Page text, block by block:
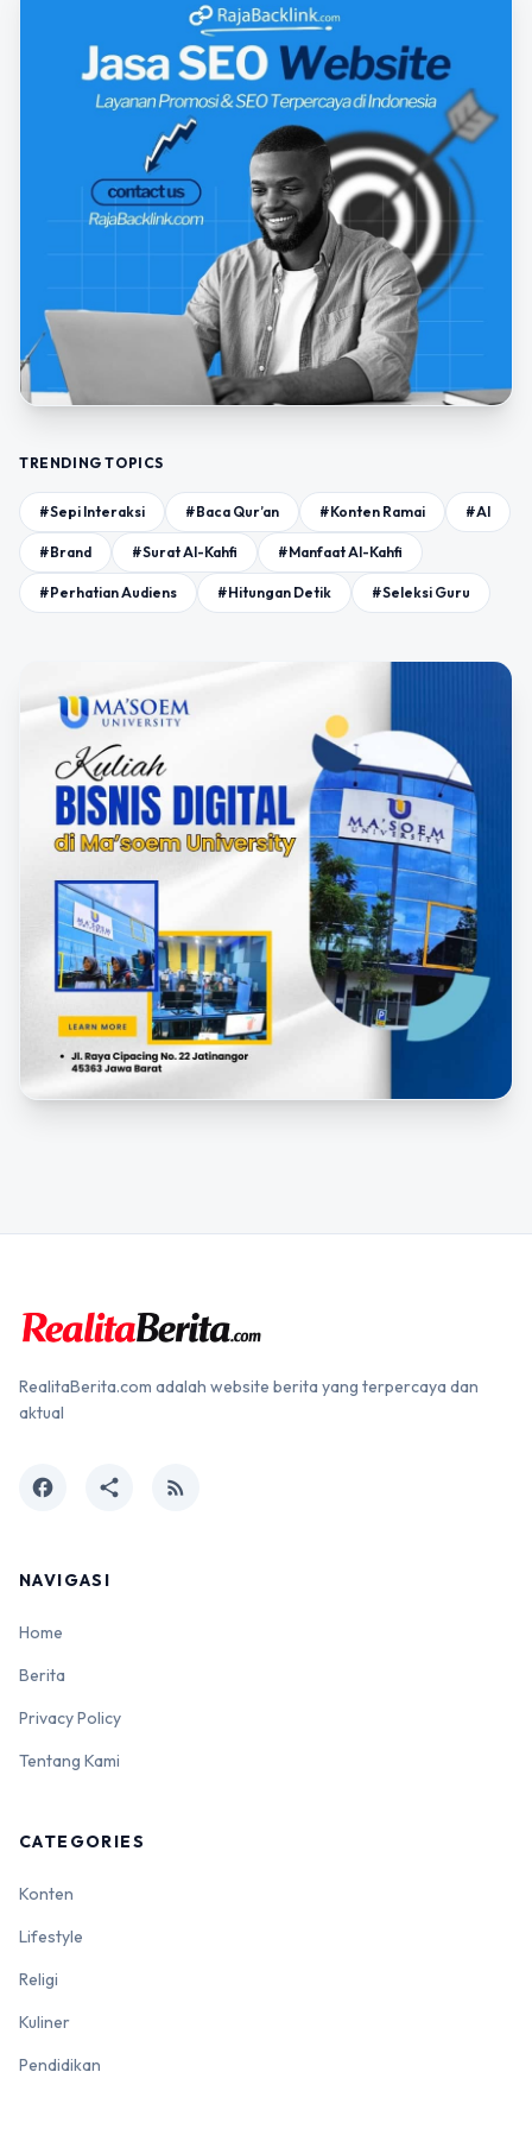
TRENDING TOPICS
#Sepi Interaksi #Baca Qur’an #Konten Ramai #AI
#Brand #Surat Al-Kahfi #Manfaat Al-Kahfi
#Perhatian Audiens #Hitungan Detik #Seleksi Guru
RealitaBerita.com adalah website berita yang terpercaya dan
aktual
facebook share rss_feed
NAVIGASI
Home
Berita
Privacy Policy
Tentang Kami
CATEGORIES
Konten
Lifestyle
Religi
Kuliner
Pendidikan